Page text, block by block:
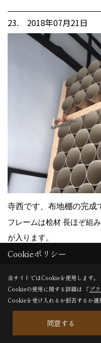
23. 2018年07月21日
寺西です、布地棚の完成
フレームは桧材 長ほぞ組
が入ります。
24. 2018年07月19日
Cookieポリシー
当サイトではCookieを使用します。
Cookieの使用に関する詳細は 「プ
Cookieを受け入れるか拒否するか選
同意する